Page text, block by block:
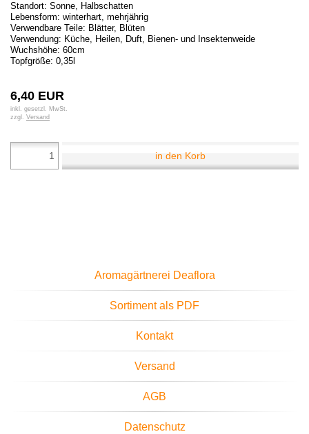
Standort: Sonne, Halbschatten
Lebensform: winterhart, mehrjährig
Verwendbare Teile: Blätter, Blüten
Verwendung: Küche, Heilen, Duft, Bienen- und Insektenweide
Wuchshöhe: 60cm
Topfgröße: 0,35l
6,40 EUR
inkl. gesetzl. MwSt.
zzgl. Versand
in den Korb
Aromagärtnerei Deaflora
Sortiment als PDF
Kontakt
Versand
AGB
Datenschutz